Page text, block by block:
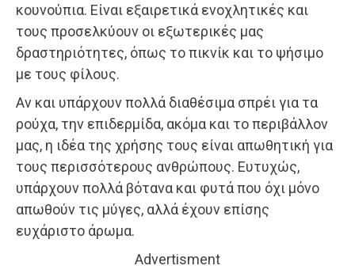
κουνούπια. Είναι εξαιρετικά ενοχλητικές και
τους προσελκύουν οι εξωτερικές μας
δραστηριότητες, όπως το πικνίκ και το ψήσιμο
με τους φίλους.
Αν και υπάρχουν πολλά διαθέσιμα σπρέι για τα
ρούχα, την επιδερμίδα, ακόμα και το περιβάλλον
μας, η ιδέα της χρήσης τους είναι απωθητική για
τους περισσότερους ανθρώπους. Ευτυχώς,
υπάρχουν πολλά βότανα και φυτά που όχι μόνο
απωθούν τις μύγες, αλλά έχουν επίσης
ευχάριστο άρωμα.
Advertisment